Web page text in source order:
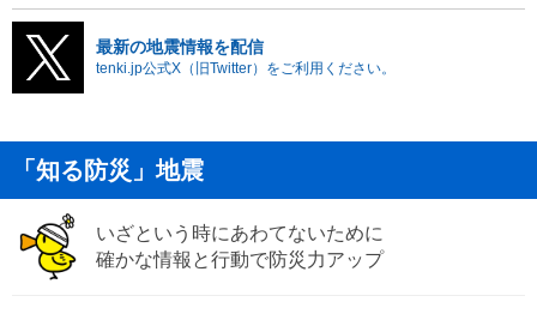
最新の地震情報を配信
tenki.jp公式X（旧Twitter）をご利用ください。
「知る防災」地震
いざという時にあわてないために
確かな情報と行動で防災力アップ